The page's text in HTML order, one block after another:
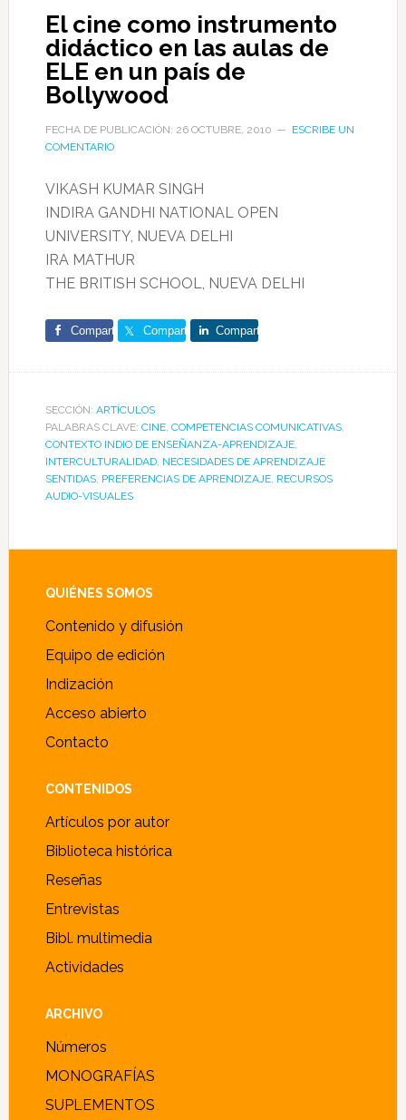
El cine como instrumento
didáctico en las aulas de
ELE en un país de
Bollywood
FECHA DE PUBLICACIÓN: 26 OCTUBRE, 2010
ESCRIBE UN
COMENTARIO
VIKASH KUMAR SINGH
INDIRA GANDHI NATIONAL OPEN
UNIVERSITY, NUEVA DELHI
IRA MATHUR
THE BRITISH SCHOOL, NUEVA DELHI
Comparte Comparte Comparte
SECCIÓN: ARTÍCULOS
PALABRAS CLAVE: CINE, COMPETENCIAS COMUNICATIVAS,
CONTEXTO INDIO DE ENSEÑANZA-APRENDIZAJE,
INTERCULTURALIDAD, NECESIDADES DE APRENDIZAJE
SENTIDAS, PREFERENCIAS DE APRENDIZAJE, RECURSOS
AUDIO-VISUALES
Footer
QUIÉNES SOMOS
Contenido y difusión
Equipo de edición
Indización
Acceso abierto
Contacto
CONTENIDOS
Artículos por autor
Biblioteca histórica
Reseñas
Entrevistas
Bibl. multimedia
Actividades
ARCHIVO
Números
MONOGRAFÍAS
SUPLEMENTOS